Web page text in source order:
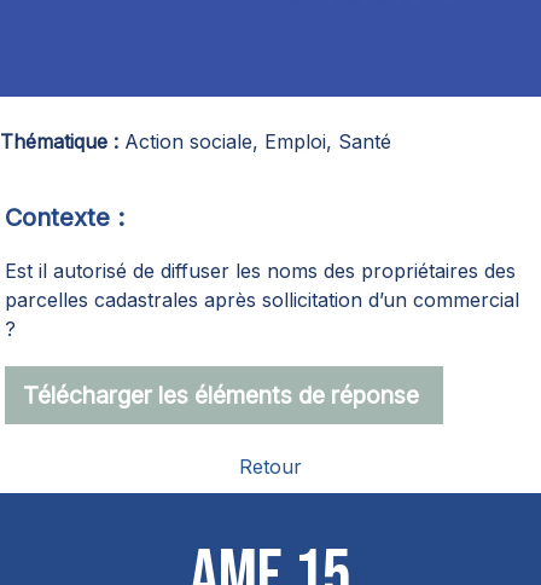
Thématique Action sociale, Emploi, Santé
Contexte :
Est il autorisé de diffuser les noms des propriétaires des
parcelles cadastrales après sollicitation d’un commercial
?
Télécharger les éléments de réponse
Retour